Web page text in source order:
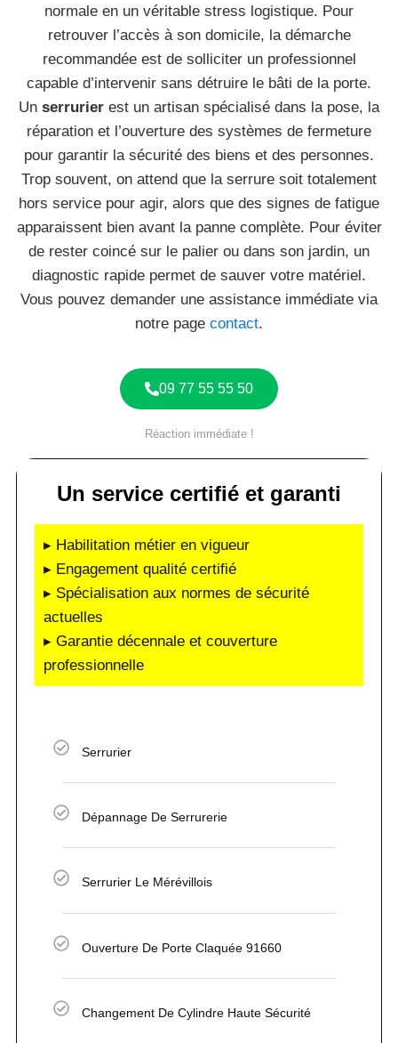
normale en un véritable stress logistique. Pour
retrouver l’accès à son domicile, la démarche
recommandée est de solliciter un professionnel
capable d’intervenir sans détruire le bâti de la porte.
Un serrurier est un artisan spécialisé dans la pose, la
réparation et l’ouverture des systèmes de fermeture
pour garantir la sécurité des biens et des personnes.
Trop souvent, on attend que la serrure soit totalement
hors service pour agir, alors que des signes de fatigue
apparaissent bien avant la panne complète. Pour éviter
de rester coincé sur le palier ou dans son jardin, un
diagnostic rapide permet de sauver votre matériel.
Vous pouvez demander une assistance immédiate via
notre page contact.
09 77 55 55 50
Réaction immédiate !
Un service certifié et garanti
▸ Habilitation métier en vigueur
▸ Engagement qualité certifié
▸ Spécialisation aux normes de sécurité
actuelles
▸ Garantie décennale et couverture
professionnelle
Serrurier
Dépannage De Serrurerie
Serrurier Le Mérévillois
Ouverture De Porte Claquée 91660
Changement De Cylindre Haute Sécurité